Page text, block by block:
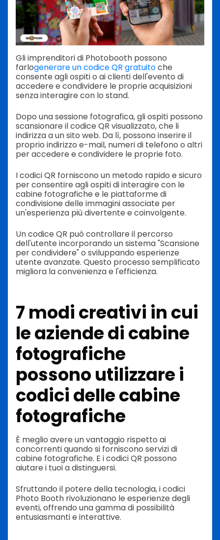
Gli imprenditori di Photobooth possono
farlogenerare un codice QR gratuitoche
consente agli ospiti o ai clienti dell'evento di
accedere e condividere le proprie acquisizioni
senza interagire con lo stand.
Dopo una sessione fotografica, gli ospiti possono
scansionare il codice QR visualizzato, che li
indirizza a un sito web. Da lì, possono inserire il
proprio indirizzo e-mail, numeri di telefono o altri
per accedere e condividere le proprie foto.
I codici QR forniscono un metodo rapido e sicuro
per consentire agli ospiti di interagire con le
cabine fotografiche e le piattaforme di
condivisione delle immagini associate per
un'esperienza più divertente e coinvolgente.
Un codice QR può controllare il percorso
dell'utente incorporando un sistema "Scansione
per condividere" o sviluppando esperienze
utente avanzate. Questo processo semplificato
migliora la convenienza e l'efficienza.
7 modi creativi in cui
le aziende di cabine
fotografiche
possono utilizzare i
codici delle cabine
fotografiche
È meglio avere un vantaggio rispetto ai
concorrenti quando si forniscono servizi di
cabine fotografiche. E i codici QR possono
aiutare i tuoi a distinguersi.
Sfruttando il potere della tecnologia, i codici
Photo Booth rivoluzionano le esperienze degli
eventi, offrendo una gamma di possibilità
entusiasmanti e interattive.